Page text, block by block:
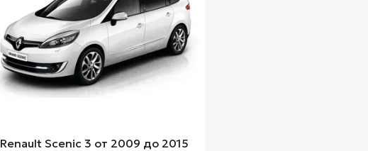
Renault Scenic 3 от 2009 до 2015